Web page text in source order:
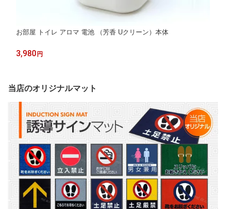
お部屋 トイレ アロマ 電池 （芳香 Uクリーン）本体
3,980円
当店のオリジナルマット